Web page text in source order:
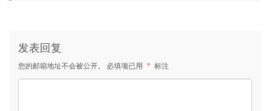
发表回复
您的邮箱地址不会被公开。 必填项已用 * 标注